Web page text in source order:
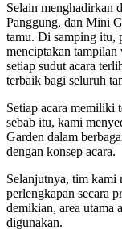
Selain menghadirkan
Panggung, dan Mini
tamu. Di samping itu,
menciptakan
setiap sudut acara
terbaik bagi seluruh
Setiap acara memiliki
sebab itu, kami
Garden dalam
dengan konsep acara.
Selanjutnya, tim kami
perlengkapan secara
demikian, area utama
digunakan.